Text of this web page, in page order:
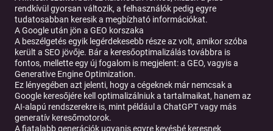
rendkívül gyorsan változik, a felhasználók pedig egyre
tudatosabban keresik a megbízható információkat.
A Google után jön a GEO korszaka
A beszélgetés egyik legérdekesebb része az volt, amikor szóba
került a SEO jövője. Bár a keresőoptimalizálás továbbra is
fontos, mellette egy új fogalom is megjelent: a GEO, vagyis a
Generative Engine Optimization.
Ez lényegében azt jelenti, hogy a cégeknek már nemcsak a
Google keresőjére kell optimalizálniuk a tartalmaikat, hanem az
AI-alapú rendszerekre is, mint például a ChatGPT vagy más
generatív keresőmotorok.
A fiatalabb generációk ugyanis egyre kevésbé keresnek